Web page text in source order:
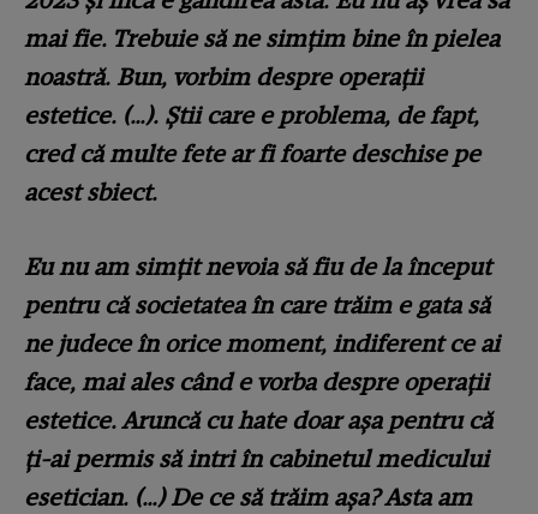
mai fie. Trebuie să ne simțim bine în pielea
noastră. Bun, vorbim despre operații
estetice. (…). Știi care e problema, de fapt,
cred că multe fete ar fi foarte deschise pe
acest sbiect.
Eu nu am simțit nevoia să fiu de la început
pentru că societatea în care trăim e gata să
ne judece în orice moment, indiferent ce ai
face, mai ales când e vorba despre operații
estetice. Aruncă cu hate doar așa pentru că
ți-ai permis să intri în cabinetul medicului
esetician. (…) De ce să trăim așa? Asta am